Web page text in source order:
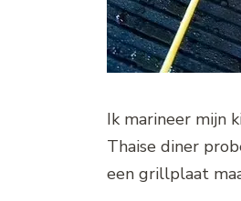
Ik marineer mijn
Thaise diner
een grillplaat